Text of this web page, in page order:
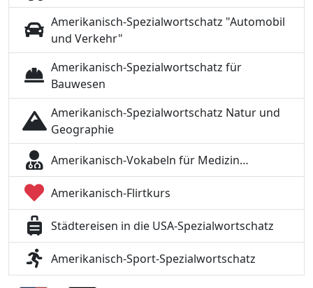
Amerikanisch-Spezialwortschatz "Automobil
und Verkehr"
Amerikanisch-Spezialwortschatz für
Bauwesen
Amerikanisch-Spezialwortschatz Natur und
Geographie
Amerikanisch-Vokabeln für Medizin…
Amerikanisch-Flirtkurs
Städtereisen in die USA-Spezialwortschatz
Amerikanisch-Sport-Spezialwortschatz